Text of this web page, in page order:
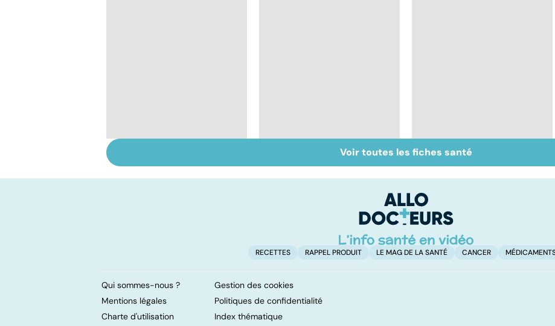
comment s'en
Vivre après un
cancer
Les aidants familiaux
aussi ont besoin
Voir toutes les fiches santé
RECETTES RAPPEL PRODUIT LE MAG DE LA SANTÉ CANCER
Qui sommes-nous ?
Gestion des cookies
Mentions légales
Politiques de confidentialité
Charte d'utilisation
Index thématique